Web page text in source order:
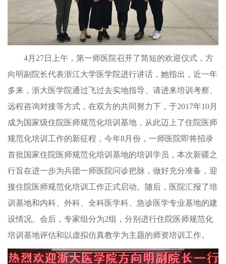
4月27日上午，第一师医院召开了简短的欢迎仪式，方
向明副院长代表浙江大学医学院进行讲话，她指出，近一年
多来，浙大医学院通过飞过去实地指导、请进来培训考察、
远程咨询对接等方式，在双方的共同努力下，于2017年10月
成为国家级住院医师规范化培训基地，从此迈上了住院医师
规范化培训工作的新征程，今年8月份，一师医院即将招录
首批国家住院医师规范化培训基地的培训学员，本次新疆之
行旨在进一步为兵团一师医院问诊把脉，做好充分准备，迎
接住院医师规范化培训工作正式启动。随后，医院汇报了培
训基地和内科、外科、全科医学科、急诊医学专业基地的建
设情况。会后，专家组分为2组，分别进行住院医师规范化
培训基地评估和以虚拟仿真教学为主题的师资培训工作。